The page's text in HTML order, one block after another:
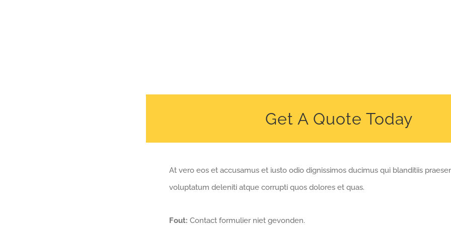
Get A Quote Today
At vero eos et accusamus et iusto odio dignissimos ducimus qui blanditiis
voluptatum deleniti atque corrupti quos dolores et quas.
Fout: Contact formulier niet gevonden.